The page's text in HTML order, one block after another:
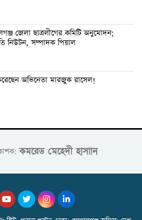
জেলা ছাত্রলীগের কমিটি অনুমোদন;
নিউটন, সম্পাদক পিয়াল
অভিনেতা মারজুক রাসেল!
কমরেড মেহেদী হাসাান